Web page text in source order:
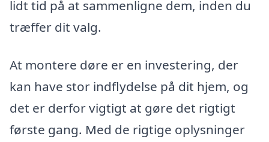
lidt tid på at sammenligne dem, inden du
træffer dit valg.
At montere døre er en investering, der
kan have stor indflydelse på dit hjem, og
det er derfor vigtigt at gøre det rigtigt
første gang. Med de rigtige oplysninger